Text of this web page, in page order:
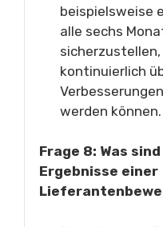
beispielsweise
alle sechs
kontinuierlich
werden können.
Frage 8: Was
Ergebnisse einer